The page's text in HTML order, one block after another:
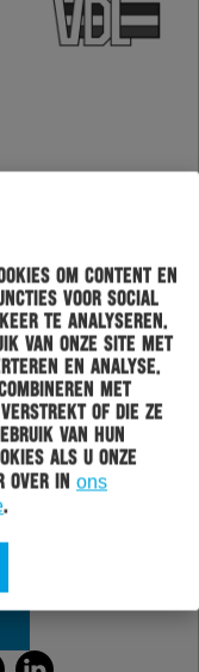
om content en
voor social
te analyseren.
van onze site met
en analyse.
met
of die ze
van hun
als u onze
over in ons
.
worden
in voor de
je zelf aan
jou relevant is.